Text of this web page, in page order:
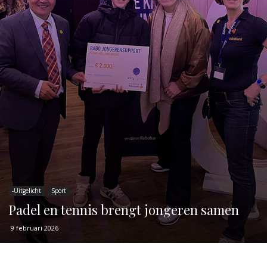
-Uitgelicht Sport
Padel en tennis brengt jongeren samen
9 februari 2026